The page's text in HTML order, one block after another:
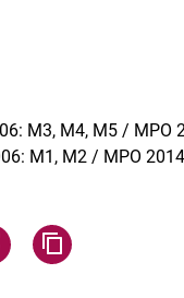
M3, M4, M5 / MPO
M1, M2 / MPO
teilen
WhatsApp teilen
Seite über Facebook